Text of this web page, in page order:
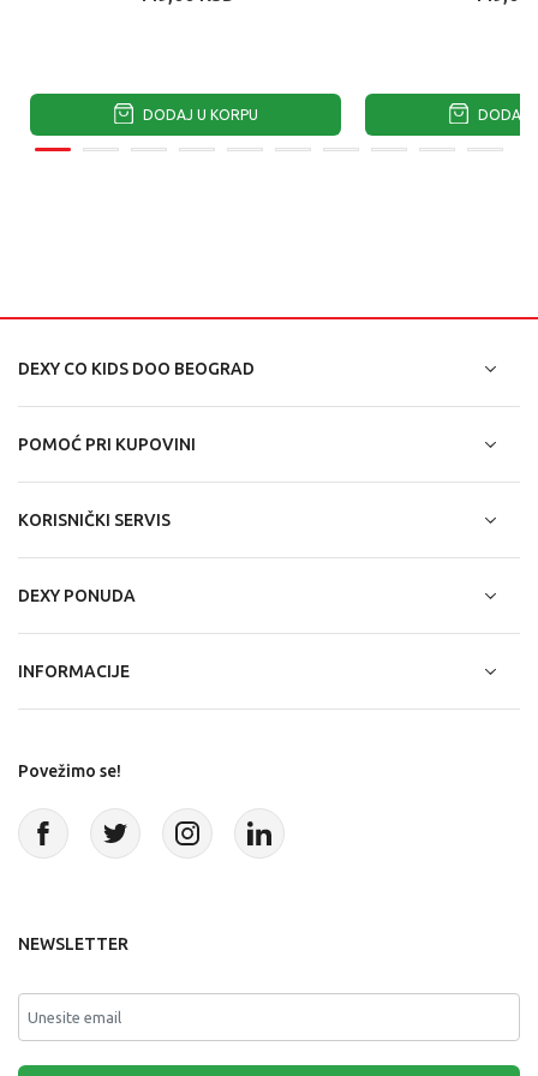
DODAJ U KORPU DODAJ
DEXY CO KIDS DOO BEOGRAD
POMOĆ PRI KUPOVINI
KORISNIČKI SERVIS
DEXY PONUDA
INFORMACIJE
Povežimo se!
NEWSLETTER